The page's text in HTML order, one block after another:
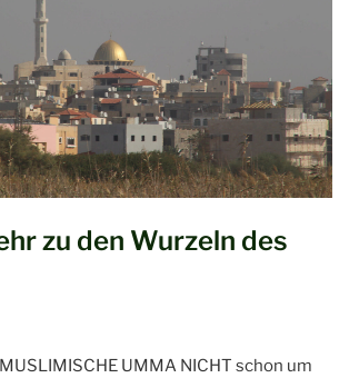
zu den Wurzeln des
UMMA NICHT schon um